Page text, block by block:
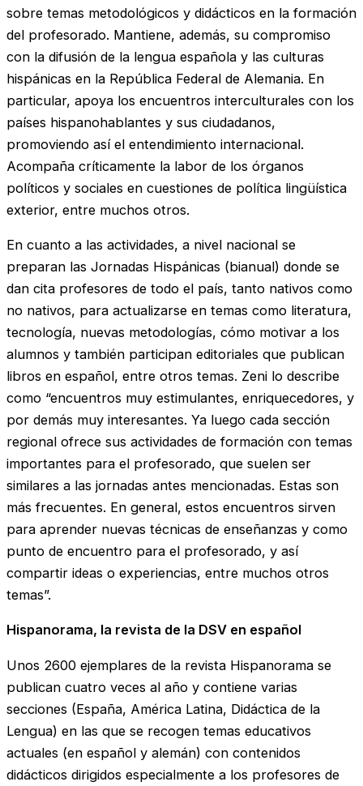
sobre temas metodológicos y didácticos en la formación
del profesorado. Mantiene, además, su compromiso
con la difusión de la lengua española y las culturas
hispánicas en la República Federal de Alemania. En
particular, apoya los encuentros interculturales con los
países hispanohablantes y sus ciudadanos,
promoviendo así el entendimiento internacional.
Acompaña críticamente la labor de los órganos
políticos y sociales en cuestiones de política lingüística
exterior, entre muchos otros.
En cuanto a las actividades, a nivel nacional se
preparan las Jornadas Hispánicas (bianual) donde se
dan cita profesores de todo el país, tanto nativos como
no nativos, para actualizarse en temas como literatura,
tecnología, nuevas metodologías, cómo motivar a los
alumnos y también participan editoriales que publican
libros en español, entre otros temas. Zeni lo describe
como “encuentros muy estimulantes, enriquecedores, y
por demás muy interesantes. Ya luego cada sección
regional ofrece sus actividades de formación con temas
importantes para el profesorado, que suelen ser
similares a las jornadas antes mencionadas. Estas son
más frecuentes. En general, estos encuentros sirven
para aprender nuevas técnicas de enseñanzas y como
punto de encuentro para el profesorado, y así
compartir ideas o experiencias, entre muchos otros
temas”.
Hispanorama, la revista de la DSV en español
Unos 2600 ejemplares de la revista Hispanorama se
publican cuatro veces al año y contiene varias
secciones (España, América Latina, Didáctica de la
Lengua) en las que se recogen temas educativos
actuales (en español y alemán) con contenidos
didácticos dirigidos especialmente a los profesores de